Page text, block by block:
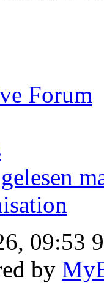
Forum
09:53 9
by